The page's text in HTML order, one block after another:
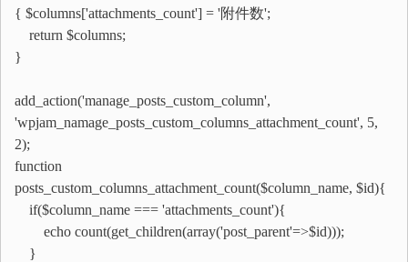
{ $columns['attachments_count'] = '附件数';
return $columns;
}
add_action('manage_posts_custom_column',
'wpjam_namage_posts_custom_columns_attachment_count', 5,
2);
function
posts_custom_columns_attachment_count($column_name, $id){
if($column_name === 'attachments_count'){
echo count(get_children(array('post_parent'=>$id)));
}